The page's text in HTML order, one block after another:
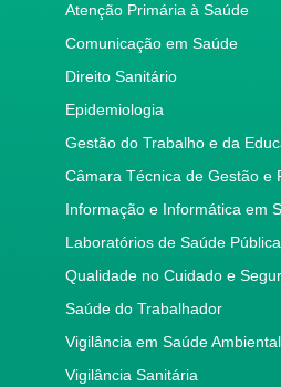
Atenção Primária à Saúde
Comunicação em Saúde
Direito Sanitário
Epidemiologia
Gestão do Trabalho e da
Câmara Técnica de Gestão e
Informação e Informática em
Laboratórios de Saúde Pública
Qualidade no Cuidado e
Saúde do Trabalhador
Vigilância em Saúde Ambiental
Vigilância Sanitária